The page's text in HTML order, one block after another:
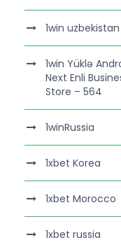
1win uzbekistan
1win Yüklə
Next Enli
Store – 564
1winRussia
1xbet Korea
1xbet Morocco
1xbet russia